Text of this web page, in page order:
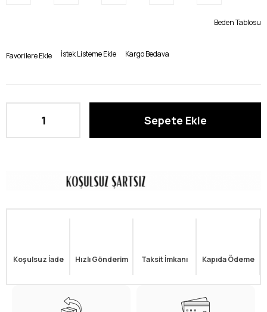
Beden Tablosu
Favorilere Ekle İstek Listeme Ekle Kargo Bedava
Koşulsuz İade Hızlı Gönderim Taksit İmkanı Kapıda Ödeme